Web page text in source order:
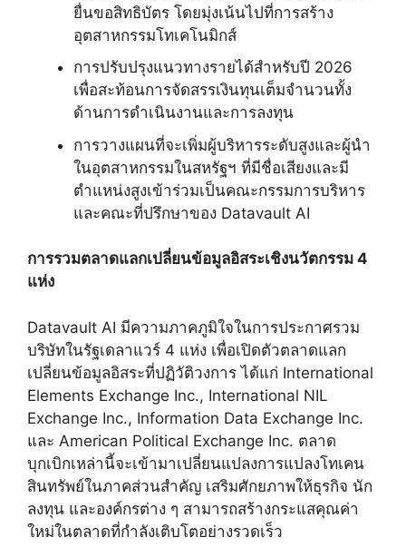
ยื่นขอสิทธิบัตร โดยมุ่งเน้นไปที่การสร้าง
อุตสาหกรรมโทเคโนมิกส์
การปรับปรุงแนวทางรายได้สำหรับปี 2026
เพื่อสะท้อนการจัดสรรเงินทุนเต็มจำนวนทั้ง
ด้านการดำเนินงานและการลงทุน
การวางแผนที่จะเพิ่มผู้บริหารระดับสูงและผู้นำ
ในอุตสาหกรรมในสหรัฐฯ ที่มีชื่อเสียงและมี
ตำแหน่งสูงเข้าร่วมเป็นคณะกรรมการบริหาร
และคณะที่ปรึกษาของ Datavault AI
การรวมตลาดแลกเปลี่ยนข้อมูลอิสระเชิงนวัตกรรม 4
แห่ง
Datavault AI มีความภาคภูมิใจในการประกาศรวม
บริษัทในรัฐเดลาแวร์ 4 แห่ง เพื่อเปิดตัวตลาดแลก
เปลี่ยนข้อมูลอิสระที่ปฏิวัติวงการ ได้แก่ International
Elements Exchange Inc., International NIL
Exchange Inc., Information Data Exchange Inc.
และ American Political Exchange Inc. ตลาด
บุกเบิกเหล่านี้จะเข้ามาเปลี่ยนแปลงการแปลงโทเคน
สินทรัพย์ในภาคส่วนสำคัญ เสริมศักยภาพให้ธุรกิจ นัก
ลงทุน และองค์กรต่าง ๆ สามารถสร้างกระแสคุณค่า
ใหม่ในตลาดที่กำลังเติบโตอย่างรวดเร็ว